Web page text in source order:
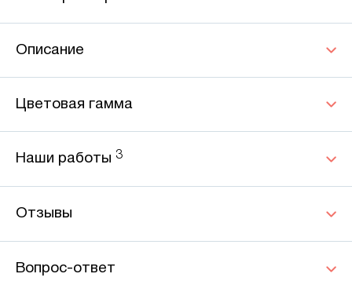
Описание
Цветовая гамма
Наши работы 3
Отзывы
Вопрос-ответ